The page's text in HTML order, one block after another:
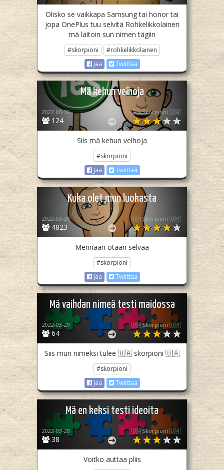
Olisko se vaikkapa Samsung tai honor tai
jopa OnePlus tuu selvitä Rohkelikkolainen
mä laitoin sun nimen tägiin
#skorpioni
#rohkelikkolainen
Jaa
Twiittaa
Mä kehun velhoja
124
2022-03-30 🇺🇦Skorpioni 🇺🇦
Siis mä kehun velhoja
#skorpioni
Jaa
Twiittaa
Kuka olet mun luokasta
4823
2022-03-30 🇺🇦Skorpioni 🇺🇦
Mennään otaan selvää
#skorpioni
Jaa
Twiittaa
Mä vaihdan nimeä testi maidossa
64
2022-03-29 🇺🇦Skorpioni 🇺🇦
Siis mun nimeksi tulee 🇺🇦 skorpioni 🇺🇦
#skorpioni
Jaa
Twiittaa
Mä en keksi testi ideoita
38
2022-03-29 🇺🇦Skorpioni 🇺🇦
Voitko auttaa pliis